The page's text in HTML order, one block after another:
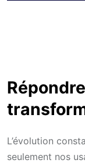
L’évolution
seulement nos